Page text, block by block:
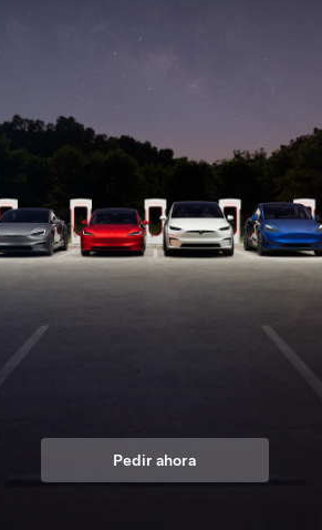
Pedir ahora